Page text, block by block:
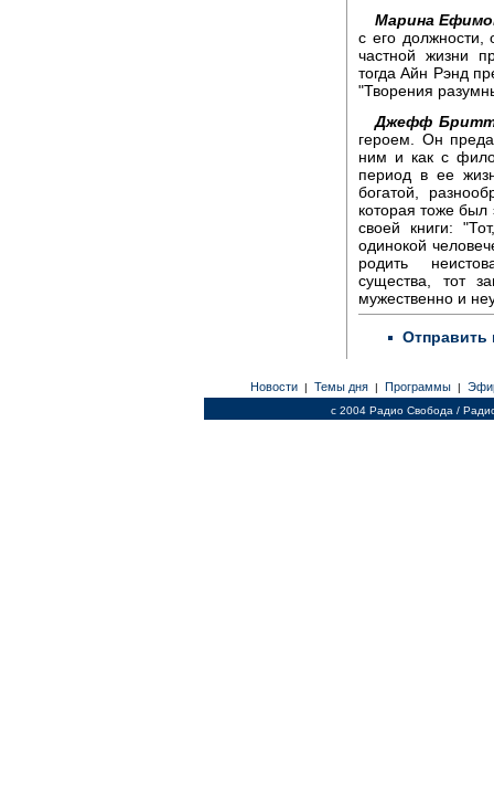
Марина
с его
частной жизни
тогда Айн Рэнд
"Творения
Джефф
героем. Он
ним и как с
период в ее
богатой,
которая тоже
своей книги:
одинокой
родить
существа, тот
мужественно и
Отправить
Новости | Темы дня | Программы |
c 2004 Радио Свобода /